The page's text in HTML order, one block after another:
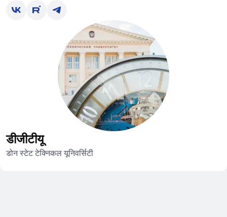
डीजीटीयू
डोन स्टेट टेक्निकल यूनिवर्सिटी